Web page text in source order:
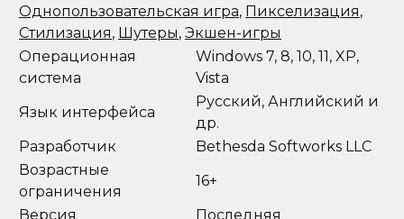
Однопользовательская игра, Пикселизация,
Стилизация, Шутеры, Экшен-игры
Операционная
система
Windows 7, 8, 10, 11, XP,
Vista
Язык интерфейса
Русский, Английский и
др.
Разработчик
Bethesda Softworks LLC
Возрастные
ограничения
16+
Версия
Последняя